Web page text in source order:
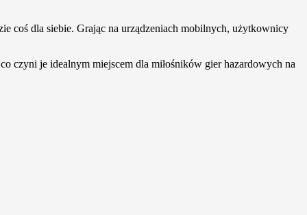
coś dla siebie. Grając na urządzeniach mobilnych, użytkownicy
czyni je idealnym miejscem dla miłośników gier hazardowych na